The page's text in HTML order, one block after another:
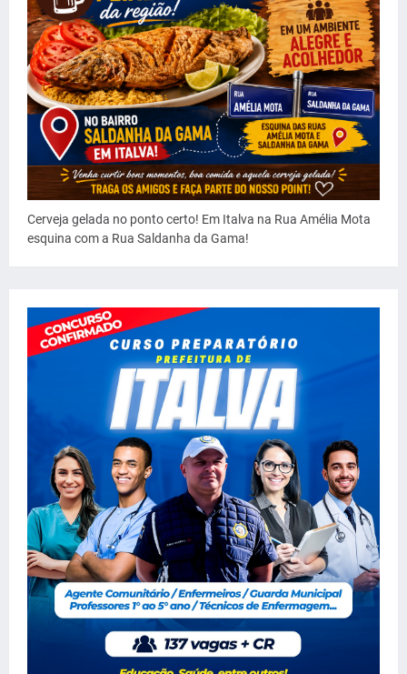
Cerveja gelada no ponto certo! Em Italva na Rua Amélia Mota
esquina com a Rua Saldanha da Gama!